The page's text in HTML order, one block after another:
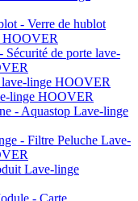
- Verre de hublot
HOOVER
Sécurité de porte lave-
lave-linge HOOVER
linge HOOVER
- Aquastop Lave-linge
- Filtre Peluche Lave-
Lave-linge
- Carte